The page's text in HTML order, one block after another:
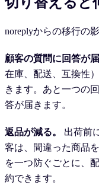
noreplyからの移行の
顧客の質問に回答が届
在庫、配送、互換性
きます。あと一つの
答が届きます。
返品が減る。
出荷前
客は、間違った商品
を一つ防ぐごとに、
約できます。